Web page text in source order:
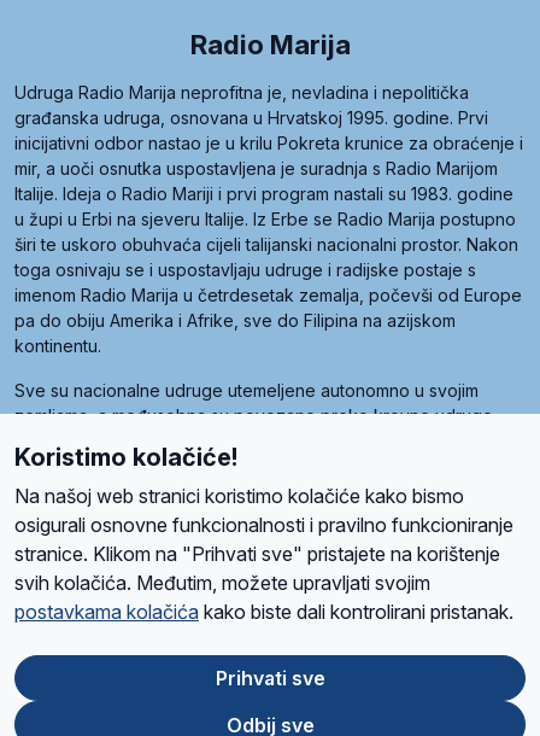
Radio Marija
Udruga Radio Marija neprofitna je, nevladina i nepolitička
građanska udruga, osnovana u Hrvatskoj 1995. godine. Prvi
inicijativni odbor nastao je u krilu Pokreta krunice za obraćenje i
mir, a uoči osnutka uspostavljena je suradnja s Radio Marijom
Italije. Ideja o Radio Mariji i prvi program nastali su 1983. godine
u župi u Erbi na sjeveru Italije. Iz Erbe se Radio Marija postupno
širi te uskoro obuhvaća cijeli talijanski nacionalni prostor. Nakon
toga osnivaju se i uspostavljaju udruge i radijske postaje s
imenom Radio Marija u četrdesetak zemalja, počevši od Europe
pa do obiju Amerika i Afrike, sve do Filipina na azijskom
kontinentu.
Sve su nacionalne udruge utemeljene autonomno u svojim
zemljama, a međusobna su povezane preko krovne udruge
Radio Maria). Svjetsku obitelj utemeljilo je sedam članica, među
kojima je i hrvatska Udruga Radio Marija.
O namaRadio ProgramVolonteriPrijateljiKontaktPravila privatnosti
Ova stranica je zaštićena Google reCAPTCHA sustavom
Google
Koristimo kolačiće!
Na našoj web stranici koristimo kolačiće kako bismo
osigurali osnovne funkcionalnosti i pravilno funkcioniranje
stranice. Klikom na "Prihvati sve" pristajete na korištenje
svih kolačića. Međutim, možete upravljati svojim
postavkama kolačića kako biste dali kontrolirani pristanak.
Prihvati sve
Odbij sve